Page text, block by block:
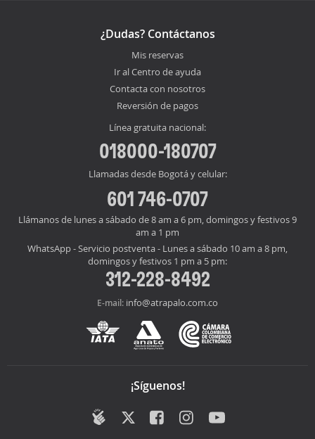
¿Dudas? Contáctanos
Mis reservas
Ir al Centro de ayuda
Contacta con nosotros
Reversión de pagos
Línea gratuita nacional:
018000-180707
Llamadas desde Bogotá y celular:
601 746-0707
Llámanos de lunes a sábado de 8 am a 6 pm, domingos y festivos 9
am a 1 pm
WhatsApp - Servicio postventa - Lunes a sábado 10 am a 8 pm,
domingos y festivos 1 pm a 5 pm:
312-228-8492
E-mail: info@atrapalo.com.co
¡Síguenos!